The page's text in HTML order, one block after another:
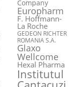
Company
Europharm
F. Hoffmann-
La Roche
GEDEON RICHTER
ROMANIA S.A.
Glaxo
Wellcome
Hexal Pharma
Institutul